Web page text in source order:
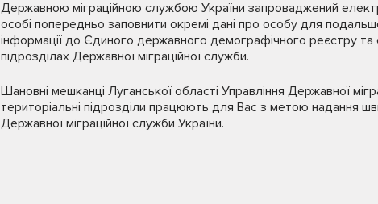
Державною міграційною службою України запроваджений
особі попередньо заповнити окремі дані про особу для
інформації до Єдиного державного демографічного реєстру та
підрозділах Державної міграційної служби.
Шановні мешканці Луганської області Управління Державної
територіальні підрозділи працюють для Вас з метою надання
Державної міграційної служби України.